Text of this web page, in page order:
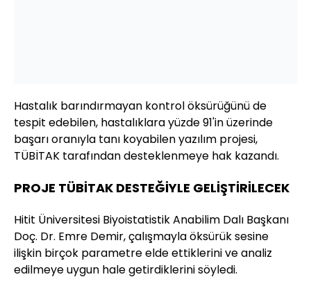
Hastalık barındırmayan kontrol öksürüğünü de
tespit edebilen, hastalıklara yüzde 91'in üzerinde
başarı oranıyla tanı koyabilen yazılım projesi,
TÜBİTAK tarafından desteklenmeye hak kazandı.
PROJE TÜBİTAK DESTEĞİYLE GELİŞTİRİLECEK
Hitit Üniversitesi Biyoistatistik Anabilim Dalı Başkanı
Doç. Dr. Emre Demir, çalışmayla öksürük sesine
ilişkin birçok parametre elde ettiklerini ve analiz
edilmeye uygun hale getirdiklerini söyledi.